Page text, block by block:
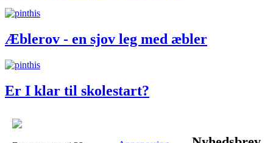
Æblerov - en sjov leg med æbler
Er I klar til skolestart?